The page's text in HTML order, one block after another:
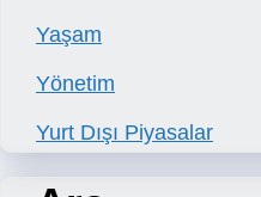
Yaşam
Yönetim
Yurt Dışı Piyasalar